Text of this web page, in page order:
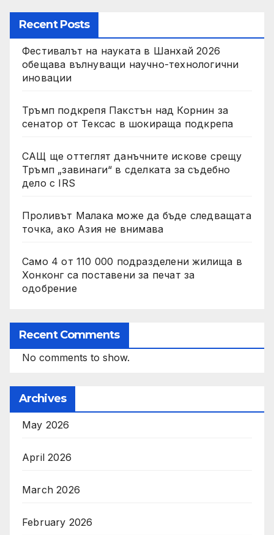
Recent Posts
Фестивалът на науката в Шанхай 2026
обещава вълнуващи научно-технологични
иновации
Тръмп подкрепя Пакстън над Корнин за
сенатор от Тексас в шокираща подкрепа
САЩ ще оттеглят данъчните искове срещу
Тръмп „завинаги“ в сделката за съдебно
дело с IRS
Проливът Малака може да бъде следващата
точка, ако Азия не внимава
Само 4 от 110 000 подразделени жилища в
Хонконг са поставени за печат за
одобрение
Recent Comments
No comments to show.
Archives
May 2026
April 2026
March 2026
February 2026